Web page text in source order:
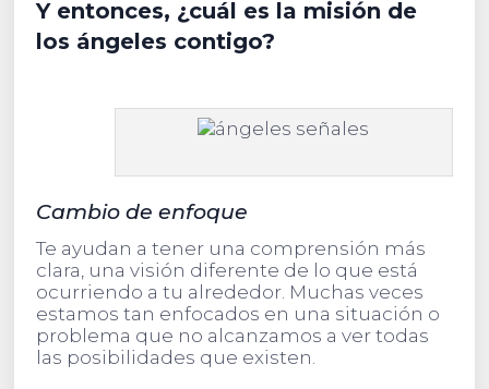
Y entonces, ¿cuál es la misión de
los ángeles contigo?
Cambio de enfoque
Te ayudan a tener una comprensión más
clara, una visión diferente de lo que está
ocurriendo a tu alrededor. Muchas veces
estamos tan enfocados en una situación o
problema que no alcanzamos a ver todas
las posibilidades que existen.